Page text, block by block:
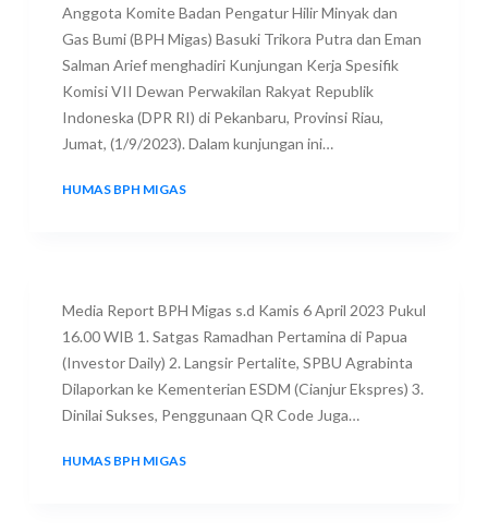
Anggota Komite Badan Pengatur Hilir Minyak dan
Gas Bumi (BPH Migas) Basuki Trikora Putra dan Eman
Salman Arief menghadiri Kunjungan Kerja Spesifik
Komisi VII Dewan Perwakilan Rakyat Republik
Indoneska (DPR RI) di Pekanbaru, Provinsi Riau,
Jumat, (1/9/2023). Dalam kunjungan ini…
HUMAS BPH MIGAS
Media Report BPH Migas s.d Kamis 6 April 2023 Pukul
16.00 WIB 1. Satgas Ramadhan Pertamina di Papua
(Investor Daily) 2. Langsir Pertalite, SPBU Agrabinta
Dilaporkan ke Kementerian ESDM (Cianjur Ekspres) 3.
Dinilai Sukses, Penggunaan QR Code Juga…
HUMAS BPH MIGAS